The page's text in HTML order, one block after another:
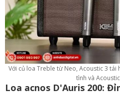
Với củ loa Treble từ Neo, Acoustic 3
tình và
Loa acnos D'Auris 200: